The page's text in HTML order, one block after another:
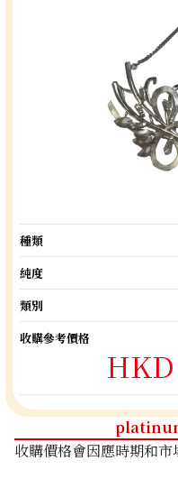
種類
純度
類別
收購參考價格
收購價格會因應時期和